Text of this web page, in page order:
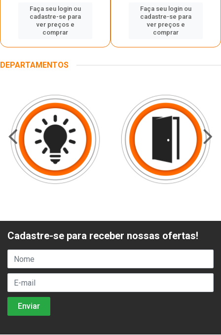
Faça seu login ou
cadastre-se para
ver preços e
comprar
Faça seu login ou
cadastre-se para
ver preços e
comprar
DEPARTAMENTOS
Cadastre-se para receber nossas ofertas!